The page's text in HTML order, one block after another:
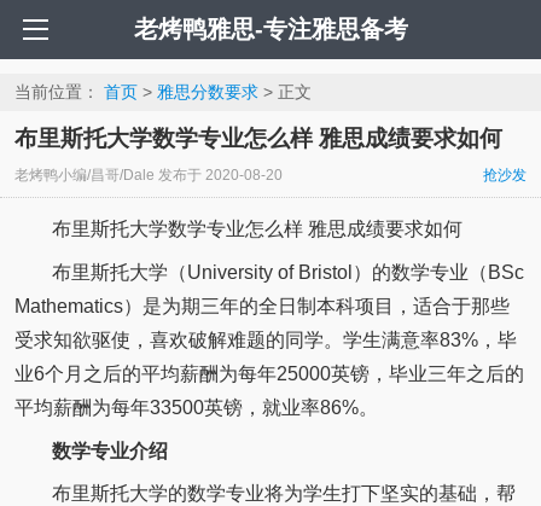
老烤鸭雅思-专注雅思备考
当前位置： 首页> 雅思分数要求> 正文
布里斯托大学数学专业怎么样 雅思成绩要求如何
老烤鸭小编/昌哥/Dale 发布于 2020-08-20 抢沙发
布里斯托大学数学专业怎么样 雅思成绩要求如何
布里斯托大学（University of Bristol）的数学专业（BSc
Mathematics）是为期三年的全日制本科项目，适合于那些
受求知欲驱使，喜欢破解难题的同学。学生满意率83%，毕
业6个月之后的平均薪酬为每年25000英镑，毕业三年之后的
平均薪酬为每年33500英镑，就业率86%。
数学专业介绍
布里斯托大学的数学专业将为学生打下坚实的基础，帮